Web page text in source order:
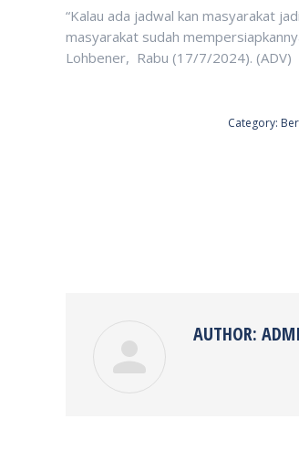
“Kalau ada jadwal kan masyarakat
masyarakat sudah
Lohbener, Rabu (17/7/2024). (ADV)
Category:
AUTHOR: